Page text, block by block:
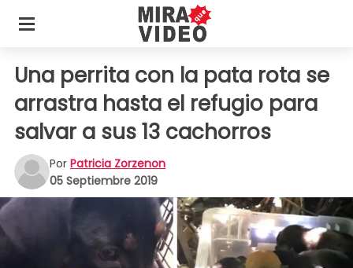
Una perrita con la pata rota se
arrastra hasta el refugio para
salvar a sus 13 cachorros
Por Patricia Zorzenon
05 Septiembre 2019